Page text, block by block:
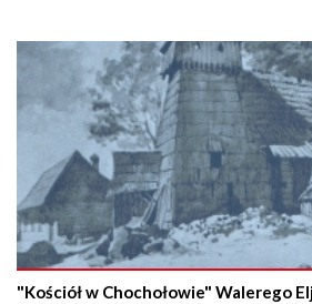
"Kościół w Chochołowie" Walerego